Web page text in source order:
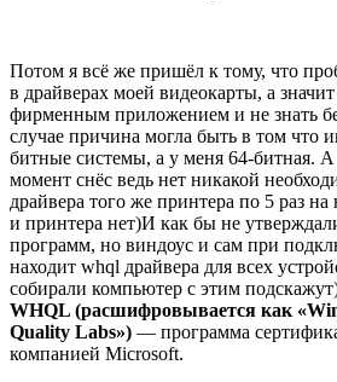
Потом я всё же пришёл к тому, что
в драйверах моей видеокарты, а
фирменным приложением и не знать
случае причина могла быть в том что
битные системы, а у меня 64-битная.
момент снёс ведь нет никакой
драйвера того же принтера по 5 раз
и принтера нет)И как бы не
программ, но виндоус и сам при
находит whql драйвера для всех
собирали компьютер с этим
WHQL (расшифровывается как
Quality Labs») — программа
компанией Microsoft.